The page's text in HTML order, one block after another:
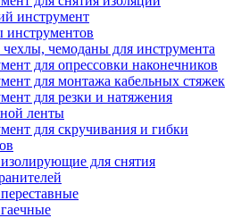
инструмент
инструментов
чемоданы для инструмента
для опрессовки наконечников
для монтажа кабельных стяжек
для резки и натяжения
ленты
для скручивания и гибки
для снятия